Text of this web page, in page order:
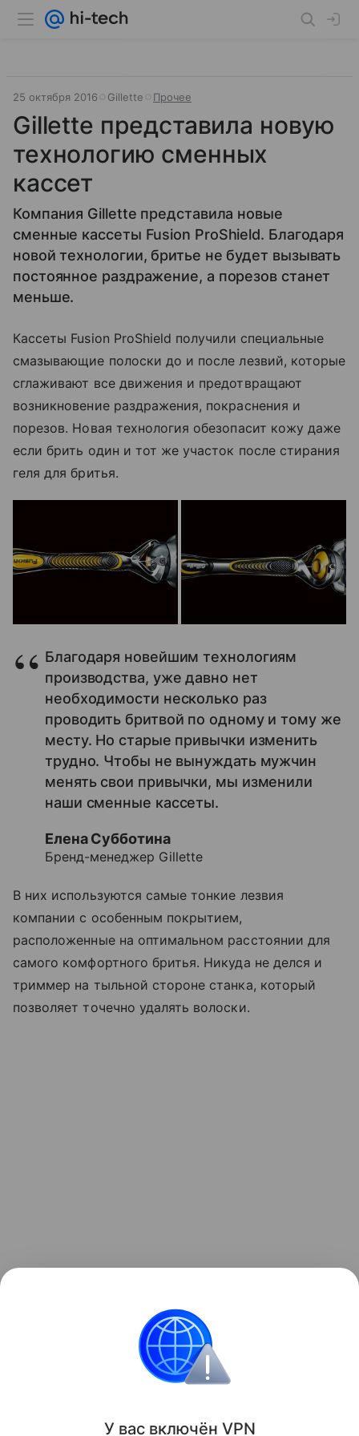
25 октября 2016 Gillette Прочее
Gillette представила новую
технологию сменных
кассет
Компания Gillette представила новые
сменные кассеты Fusion ProShield. Благодаря
новой технологии, бритье не будет вызывать
постоянное раздражение, а порезов станет
меньше.
Кассеты Fusion ProShield получили специальные
смазывающие полоски до и после лезвий, которые
сглаживают все движения и предотвращают
возникновение раздражения, покраснения и
порезов. Новая технология обезопасит кожу даже
если брить один и тот же участок после стирания
геля для бритья.
Благодаря новейшим технологиям
производства, уже давно нет
необходимости несколько раз
проводить бритвой по одному и тому же
месту. Но старые привычки изменить
трудно. Чтобы не вынуждать мужчин
менять свои привычки, мы изменили
наши сменные кассеты.
Елена Субботина
Бренд-менеджер Gillette
В них используются самые тонкие лезвия
компании с особенным покрытием,
расположенные на оптимальном расстоянии для
самого комфортного бритья. Никуда не делся и
триммер на тыльной стороне станка, который
позволяет точечно удалять волоски.
Кассеты Fusion ProShield совместимы со станками
Fusion и ProGlide. Их уже можно найти в продаже в
У вас включён VPN